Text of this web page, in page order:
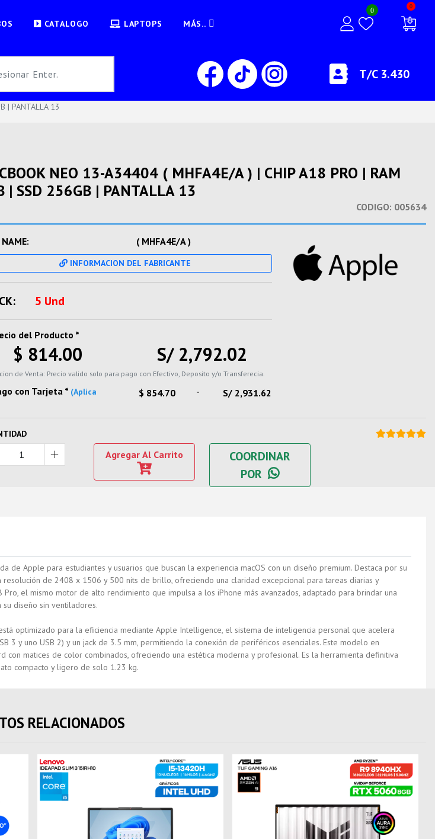
CATALOGO LAPTOPS MÁS..
0
0
T/C 3.430
| PANTALLA 13
NEO 13-A34404 ( MHFA4E/A ) | CHIP A18 PRO | RAM
| SSD 256GB | PANTALLA 13
CODIGO: 005634
( MHFA4E/A )
INFORMACION DEL FABRICANTE
5 Und
del Producto *
$ 814.00 S/ 2,792.02
de Venta: Precio valido solo para pago con Efectivo, Deposito y/o Transferecia.
con Tarjeta * (Aplica
$ 854.70 - S/ 2,931.62
Agregar Al Carrito
COORDINAR
POR
de Apple para estudiantes y usuarios que buscan la experiencia macOS con un diseño premium. Destaca por su
resolución de 2408 x 1506 y 500 nits de brillo, ofreciendo una claridad excepcional para tareas diarias y
Pro, el mismo motor de alto rendimiento que impulsa a los iPhone más avanzados, adaptado para brindar una
diseño sin ventiladores.
optimizado para la eficiencia mediante Apple Intelligence, el sistema de inteligencia personal que acelera
3 y uno USB 2) y un jack de 3.5 mm, permitiendo la conexión de periféricos esenciales. Este modelo en
con matices de color combinados, ofreciendo una estética moderna y profesional. Es la herramienta definitiva
compacto y ligero de solo 1.23 kg.
RELACIONADOS